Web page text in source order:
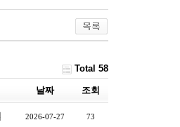
Total 58
날짜 조회
2026-07-27 73